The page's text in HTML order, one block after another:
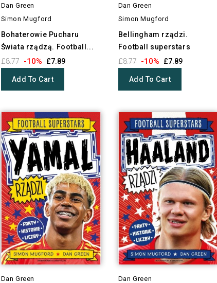
Dan Green
Simon Mugford
Bohaterowie Pucharu
Świata rządzą. Football...
£8.77 -10% £7.89
Add To Cart
Dan Green
Simon Mugford
Bellingham rządzi.
Football superstars
£8.77 -10% £7.89
Add To Cart
Dan Green
Dan Green